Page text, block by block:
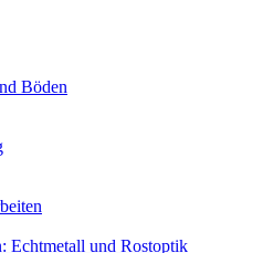
Böden
Echtmetall und Rostoptik